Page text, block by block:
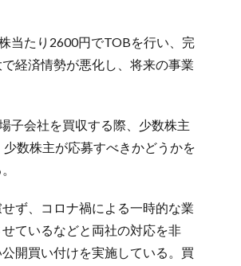
当たり2600円でTOBを行い、完
経済情勢が悪化し、将来の事業
子会社を買収する際、少数株主
数株主が応募すべきかどうかを
ず、コロナ禍による一時的な業
ているなどと両社の対応を非
開買い付けを実施している。買